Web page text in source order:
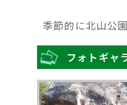
季節的に北山公
フォトギャ